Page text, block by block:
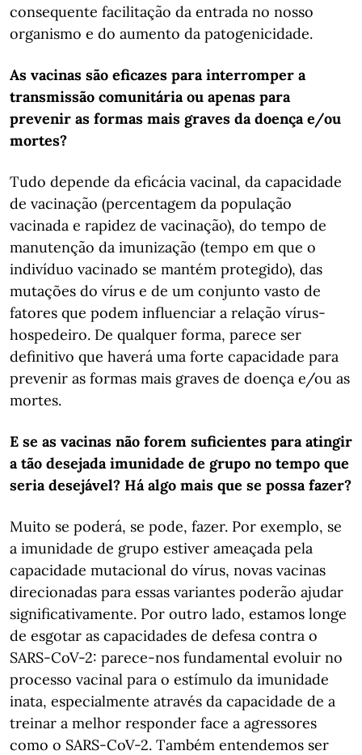
consequente facilitação da entrada no nosso
organismo e do aumento da patogenicidade.
As vacinas são eficazes para interromper a
transmissão comunitária ou apenas para
prevenir as formas mais graves da doença e/ou
mortes?
Tudo depende da eficácia vacinal, da capacidade
de vacinação (percentagem da população
vacinada e rapidez de vacinação), do tempo de
manutenção da imunização (tempo em que o
indivíduo vacinado se mantém protegido), das
mutações do vírus e de um conjunto vasto de
fatores que podem influenciar a relação vírus-
hospedeiro. De qualquer forma, parece ser
definitivo que haverá uma forte capacidade para
prevenir as formas mais graves de doença e/ou as
mortes.
E se as vacinas não forem suficientes para atingir
a tão desejada imunidade de grupo no tempo que
seria desejável? Há algo mais que se possa fazer?
Muito se poderá, se pode, fazer. Por exemplo, se
a imunidade de grupo estiver ameaçada pela
capacidade mutacional do vírus, novas vacinas
direcionadas para essas variantes poderão ajudar
significativamente. Por outro lado, estamos longe
de esgotar as capacidades de defesa contra o
SARS-CoV-2: parece-nos fundamental evoluir no
processo vacinal para o estímulo da imunidade
inata, especialmente através da capacidade de a
treinar a melhor responder face a agressores
como o SARS-CoV-2. Também entendemos ser